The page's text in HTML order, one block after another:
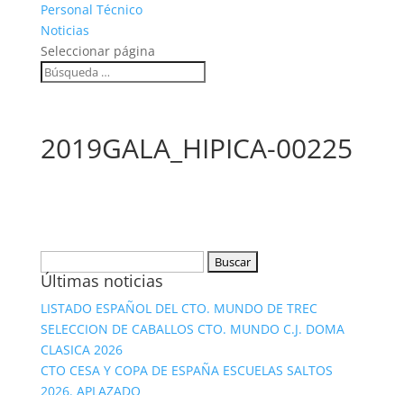
Personal Técnico
Noticias
Seleccionar página
2019GALA_HIPICA-00225
Últimas noticias
LISTADO ESPAÑOL DEL CTO. MUNDO DE TREC
SELECCION DE CABALLOS CTO. MUNDO C.J. DOMA
CLASICA 2026
CTO CESA Y COPA DE ESPAÑA ESCUELAS SALTOS
2026. APLAZADO